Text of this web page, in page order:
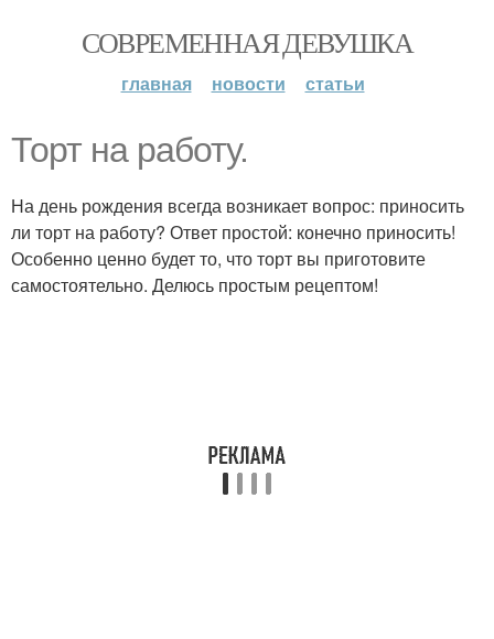
СОВРЕМЕННАЯ ДЕВУШКА
главная новости статьи
Торт на работу.
На день рождения всегда возникает вопрос: приносить
ли торт на работу? Ответ простой: конечно приносить!
Особенно ценно будет то, что торт вы приготовите
самостоятельно. Делюсь простым рецептом!